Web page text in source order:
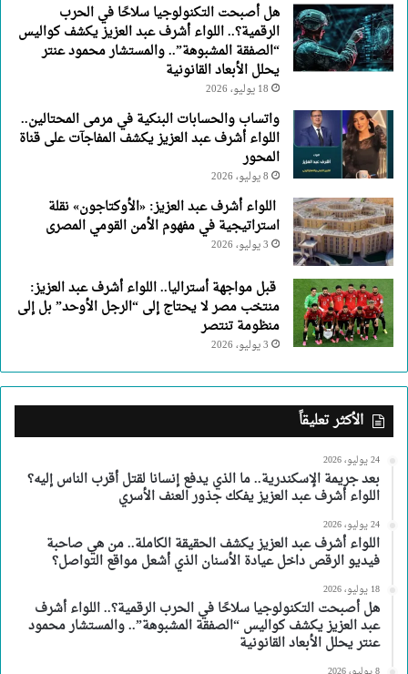
هل أصبحت التكنولوجيا سلاحًا في الحرب
الرقمية؟.. اللواء أشرف عبد العزيز يكشف كواليس
“الصفقة المشبوهة”.. والمستشار محمود عنتر
يحلل الأبعاد القانونية
18 يوليو، 2026
واتساب والحسابات البنكية في مرمى المحتالين..
اللواء أشرف عبد العزيز يكشف المفاجآت على قناة
المحور
8 يوليو، 2026
اللواء أشرف عبد العزيز: «الأوكتاجون» نقلة
استراتيجية في مفهوم الأمن القومي المصرى
3 يوليو، 2026
قبل مواجهة أستراليا.. اللواء أشرف عبد العزيز:
منتخب مصر لا يحتاج إلى “الرجل الأوحد” بل إلى
منظومة تنتصر
3 يوليو، 2026
الأكثر تعليقاً
24 يوليو، 2026
بعد جريمة الإسكندرية.. ما الذي يدفع إنسانا لقتل أقرب الناس إليه؟
اللواء أشرف عبد العزيز يفكك جذور العنف الأسري
24 يوليو، 2026
اللواء أشرف عبد العزيز يكشف الحقيقة الكاملة.. من هي صاحبة
فيديو الرقص داخل عيادة الأسنان الذي أشعل مواقع التواصل؟
18 يوليو، 2026
هل أصبحت التكنولوجيا سلاحًا في الحرب الرقمية؟.. اللواء أشرف
عبد العزيز يكشف كواليس “الصفقة المشبوهة”.. والمستشار محمود
عنتر يحلل الأبعاد القانونية